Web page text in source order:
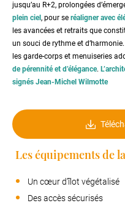
jusqu’au R+2, prolongées
plein ciel, pour se réaligner avec
les avancées et retraits que
un souci de rythme et
les garde-corps et menuiseries
de pérennité et d’élégance.
signés Jean-Michel Wilmotte
Les équipements de
Un cœur d’îlot végétalisé
Des accès sécurisés